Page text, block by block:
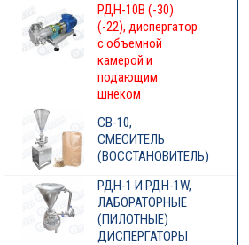
РДН-10В (-30)
(-22), диспергатор
с объемной
камерой и
подающим
шнеком
СВ-10,
СМЕСИТЕЛЬ
(ВОССТАНОВИТЕЛЬ)
РДН-1 И РДН-1W,
ЛАБОРАТОРНЫЕ
(ПИЛОТНЫЕ)
ДИСПЕРГАТОРЫ